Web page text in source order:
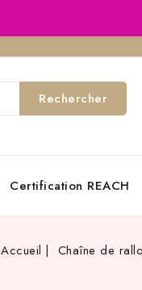
Rechercher
Certification REACH
Accueil Chaîne de